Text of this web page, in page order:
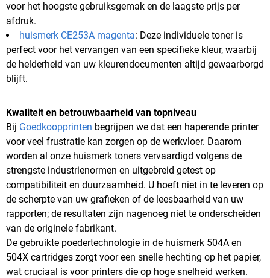
voor het hoogste gebruiksgemak en de laagste prijs per
afdruk.
huismerk CE253A magenta: Deze individuele toner is
perfect voor het vervangen van een specifieke kleur, waarbij
de helderheid van uw kleurendocumenten altijd gewaarborgd
blijft.
Kwaliteit en betrouwbaarheid van topniveau
Bij Goedkoopprinten begrijpen we dat een haperende printer
voor veel frustratie kan zorgen op de werkvloer. Daarom
worden al onze huismerk toners vervaardigd volgens de
strengste industrienormen en uitgebreid getest op
compatibiliteit en duurzaamheid. U hoeft niet in te leveren op
de scherpte van uw grafieken of de leesbaarheid van uw
rapporten; de resultaten zijn nagenoeg niet te onderscheiden
van de originele fabrikant.
De gebruikte poedertechnologie in de huismerk 504A en
504X cartridges zorgt voor een snelle hechting op het papier,
wat cruciaal is voor printers die op hoge snelheid werken.